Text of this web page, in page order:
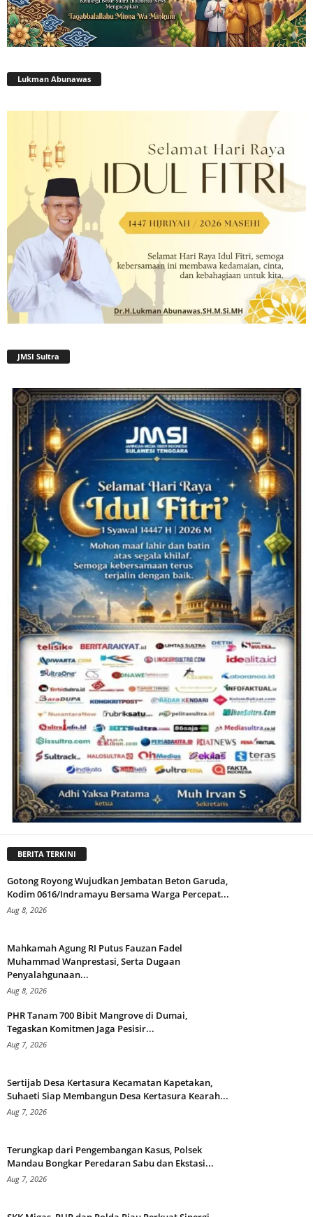
Lukman Abunawas
JMSI Sultra
BERITA TERKINI
Gotong Royong Wujudkan Jembatan Beton Garuda,
Kodim 0616/Indramayu Bersama Warga Percepat...
Aug 8, 2026
Mahkamah Agung RI Putus Fauzan Fadel
Muhammad Wanprestasi, Serta Dugaan
Penyalahgunaan...
Aug 8, 2026
PHR Tanam 700 Bibit Mangrove di Dumai,
Tegaskan Komitmen Jaga Pesisir...
Aug 7, 2026
Sertijab Desa Kertasura Kecamatan Kapetakan,
Suhaeti Siap Membangun Desa Kertasura Kearah...
Aug 7, 2026
Terungkap dari Pengembangan Kasus, Polsek
Mandau Bongkar Peredaran Sabu dan Ekstasi...
Aug 7, 2026